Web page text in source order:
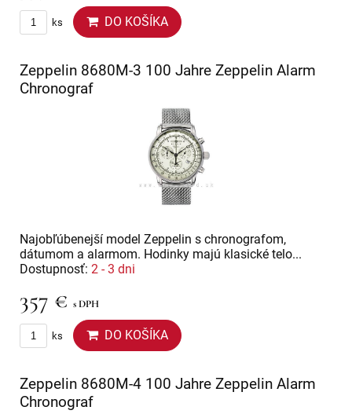
ks DO KOŠÍKA
Zeppelin 8680M-3 100 Jahre Zeppelin Alarm
Chronograf
Najobľúbenejší model Zeppelin s chronografom,
dátumom a alarmom. Hodinky majú klasické telo...
Dostupnosť: 2 - 3 dni
357 € s DPH
ks DO KOŠÍKA
Zeppelin 8680M-4 100 Jahre Zeppelin Alarm
Chronograf